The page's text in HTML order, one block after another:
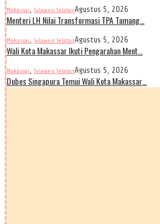
Makassar, Sulawesi SelatanAgustus 5, 2026
Menteri LH Nilai Transformasi TPA Tamang…
Makassar, Sulawesi SelatanAgustus 5, 2026
Wali Kota Makassar Ikuti Pengarahan Ment…
Makassar, Sulawesi SelatanAgustus 5, 2026
Dubes Singapura Temui Wali Kota Makassar…